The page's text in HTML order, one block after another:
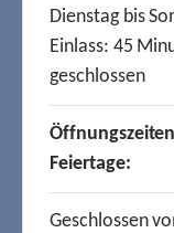
Dienstag bis
Einlass: 45
geschlossen
Feiertage:
Geschlossen